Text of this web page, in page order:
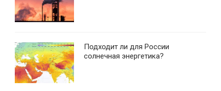
Подходит ли для России
солнечная энергетика?